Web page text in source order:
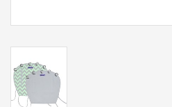
Veiligheid